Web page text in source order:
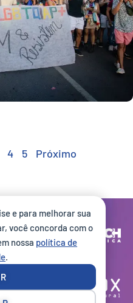
e para melhorar sua
você concorda com o
nossa política de
.
4 5 Próximo